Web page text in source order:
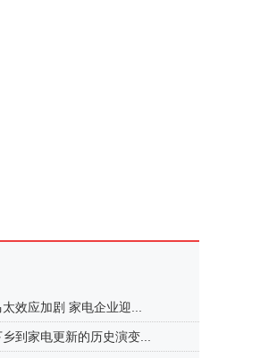
效应加剧 家电企业迎...
到家电更新的历史演变...